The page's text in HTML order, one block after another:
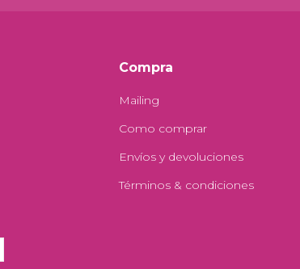
Compra
Mailing
Como comprar
Envíos y devoluciones
Términos & condiciones